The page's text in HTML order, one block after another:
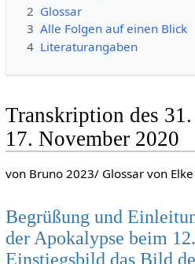
2 Glossar
3 Alle Folgen auf einen Blick
4 Literaturangaben
Transkription des
17. November 2020
von Bruno 2023/ Glossar von
Begrüßung und
der Apokalypse beim
Einstiegsbild das Bild